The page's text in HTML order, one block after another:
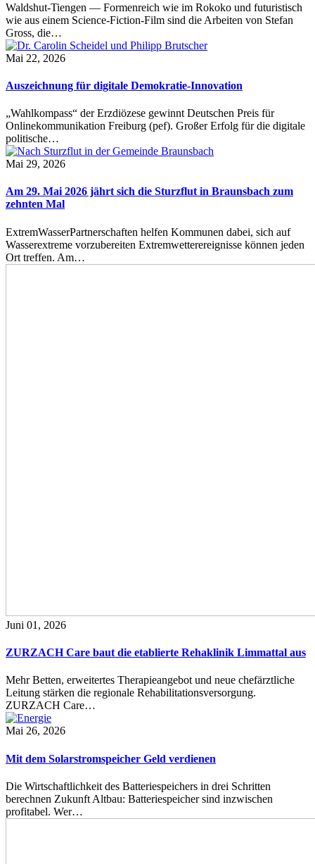
Waldshut-Tiengen — Formenreich wie im Rokoko und futuristisch
wie aus einem Science-Fiction-Film sind die Arbeiten von Stefan
Gross, die…
Mai 22, 2026
Auszeichnung für digitale Demokratie-Innovation
„Wahlkompass“ der Erzdiözese gewinnt Deutschen Preis für
Onlinekommunikation Freiburg (pef). Großer Erfolg für die digitale
politische…
Mai 29, 2026
Am 29. Mai 2026 jährt sich die Sturzflut in Braunsbach zum
zehnten Mal
ExtremWasserPartnerschaften helfen Kommunen dabei, sich auf
Wasserextreme vorzubereiten Extremwetterereignisse können jeden
Ort treffen. Am…
Juni 01, 2026
ZURZACH Care baut die etablierte Rehaklinik Limmattal aus
Mehr Betten, erweitertes Therapieangebot und neue chefärztliche
Leitung stärken die regionale Rehabilitationsversorgung.
ZURZACH Care…
Mai 26, 2026
Mit dem Solarstromspeicher Geld verdienen
Die Wirtschaftlichkeit des Batteriespeichers in drei Schritten
berechnen Zukunft Altbau: Batteriespeicher sind inzwischen
profitabel. Wer…